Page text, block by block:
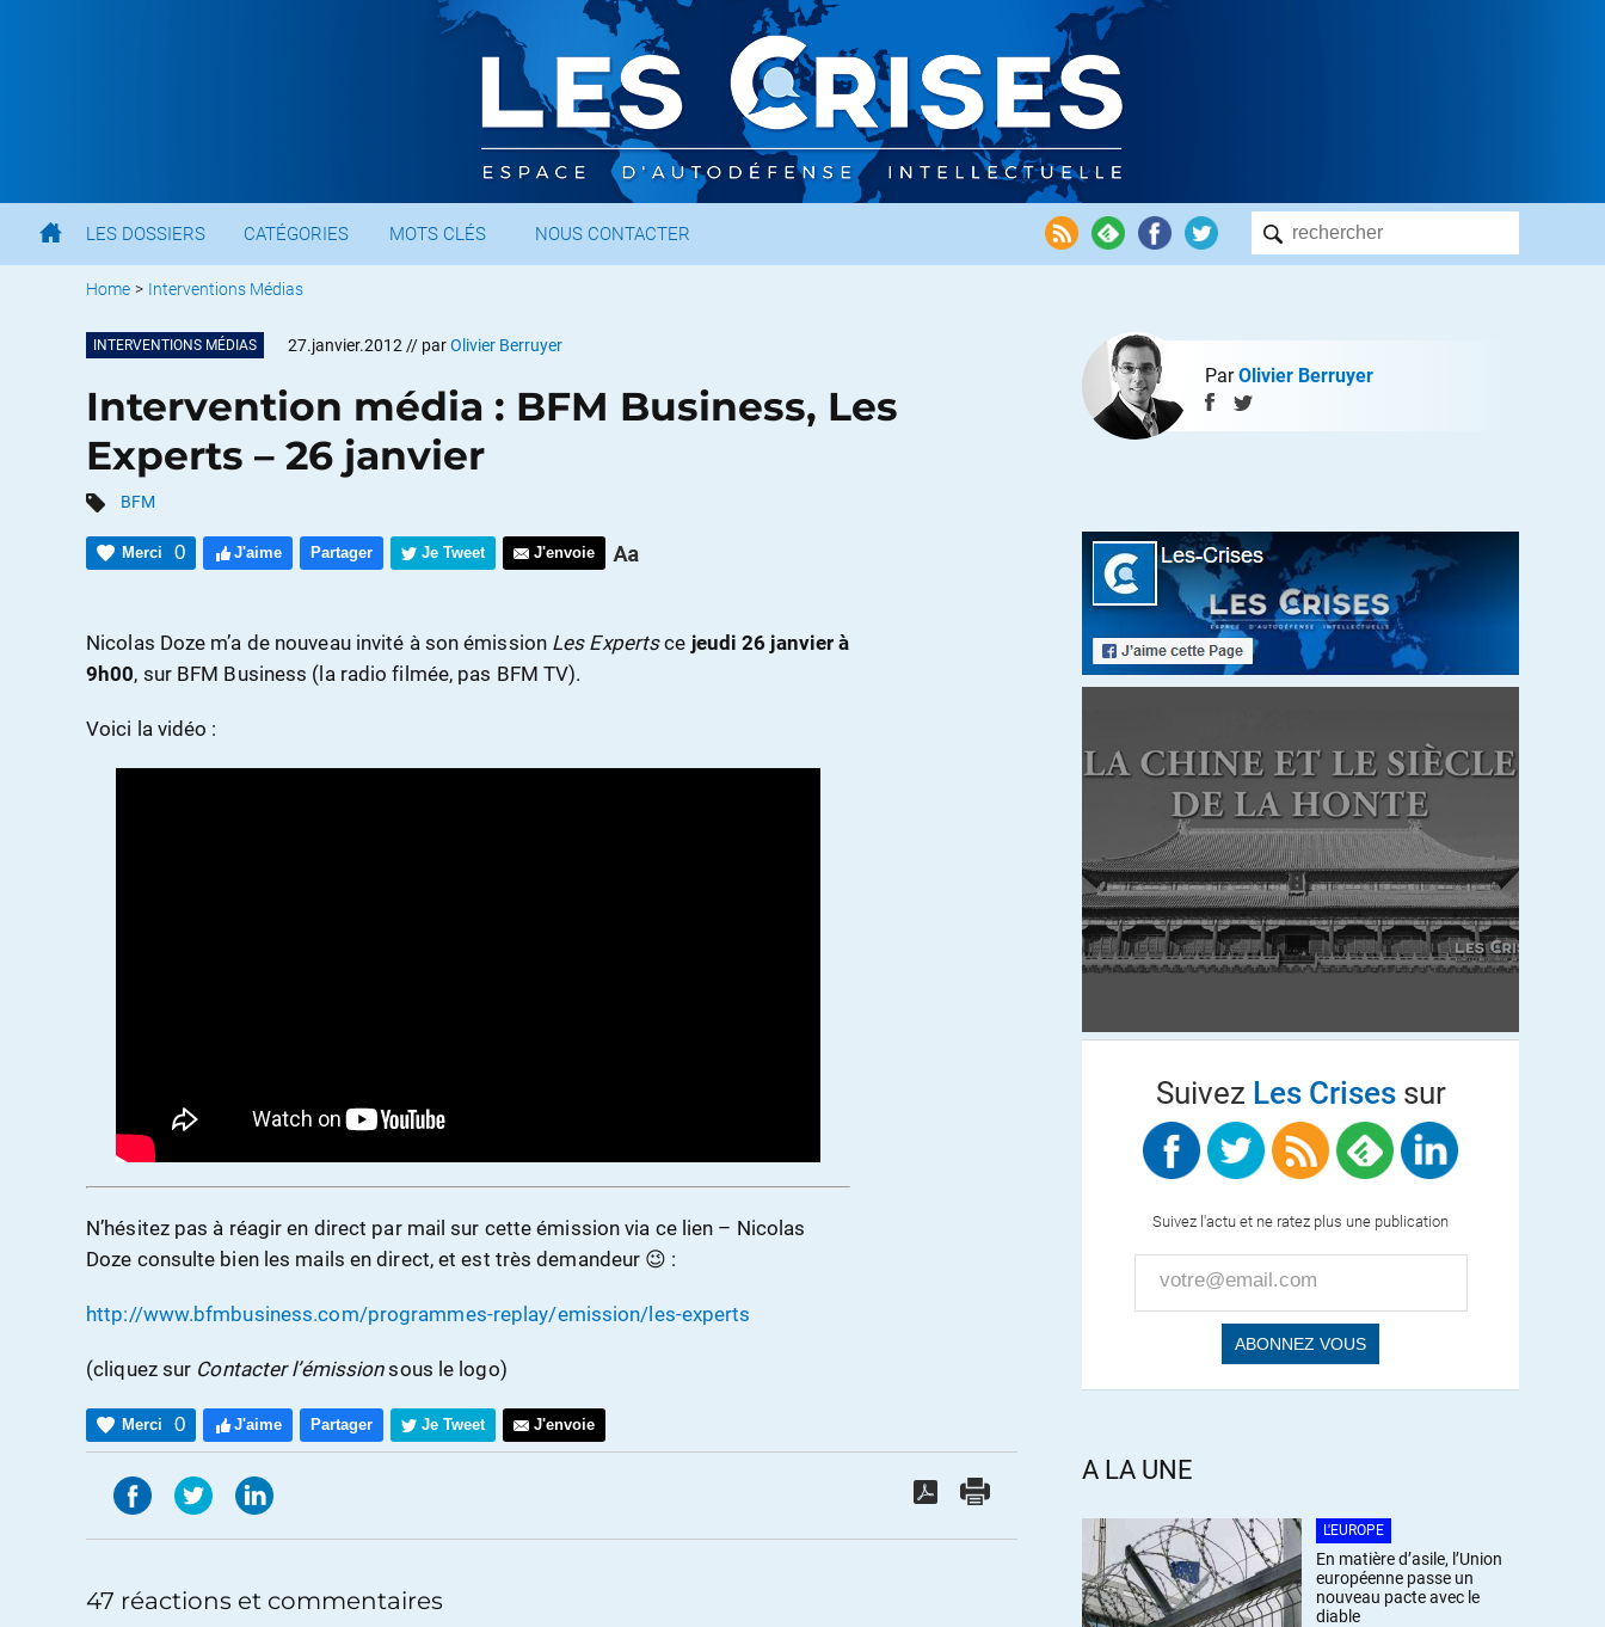
LES DOSSIERS CATÉGORIES MOTS CLÉS NOUS CONTACTER
Home > Interventions Médias
INTERVENTIONS MÉDIAS 27.janvier.2012 // parOlivier Berruyer
Intervention média : BFM Business, Les
Experts – 26 janvier
BFM
Merci 0 J'aime Partager Je Tweet J'envoie
Nicolas Doze m’a de nouveau invité à son émission Les Expertsce jeudi 26 janvier à
9h00, sur BFM Business (la radio filmée, pas BFM TV).
Voici la vidéo :
N’hésitez pas à réagir en direct par mail sur cette émission via ce lien – Nicolas
Doze consulte bien les mails en direct, et est très demandeur 😉 :
http://www.bfmbusiness.com/programmes-replay/emission/les-experts
(cliquez sur Contacter l’émissionsous le logo)
Merci 0 J'aime Partager Je Tweet J'envoie
47 réactions et commentaires
ParOlivier Berruyer
Suivez Les Crisessur
Suivez l'actu et ne ratez plus une publication
A LA UNE
L'EUROPE
En matière d’asile, l’Union
européenne passe un
nouveau pacte avec le
diable